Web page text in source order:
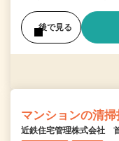
後で見る
マンションの清掃
近鉄住宅管理株式会社